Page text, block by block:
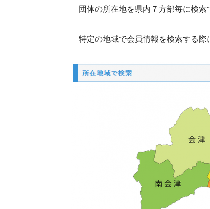
団体の所在地を県内７方部毎に検索
特定の地域で会員情報を検索する際